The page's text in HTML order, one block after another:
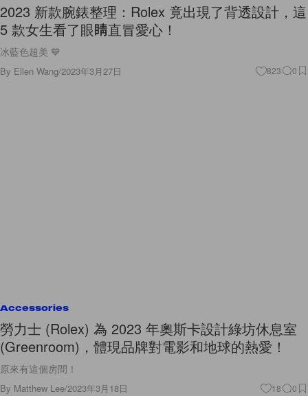
2023 新款腕錶整理：Rolex 竟出現了背透設計，這
5 款女生看了眼睛直冒愛心！
冰藍色超美 💙
By Ellen Wang/2023年3月27日 823 0
Accessories
勞力士 (Rolex) 為 2023 年奧斯卡設計綠坊休息室
(Greenroom)，體現品牌對電影和地球的熱愛！
原來有這個房間！
By Matthew Lee/2023年3月18日 18 0